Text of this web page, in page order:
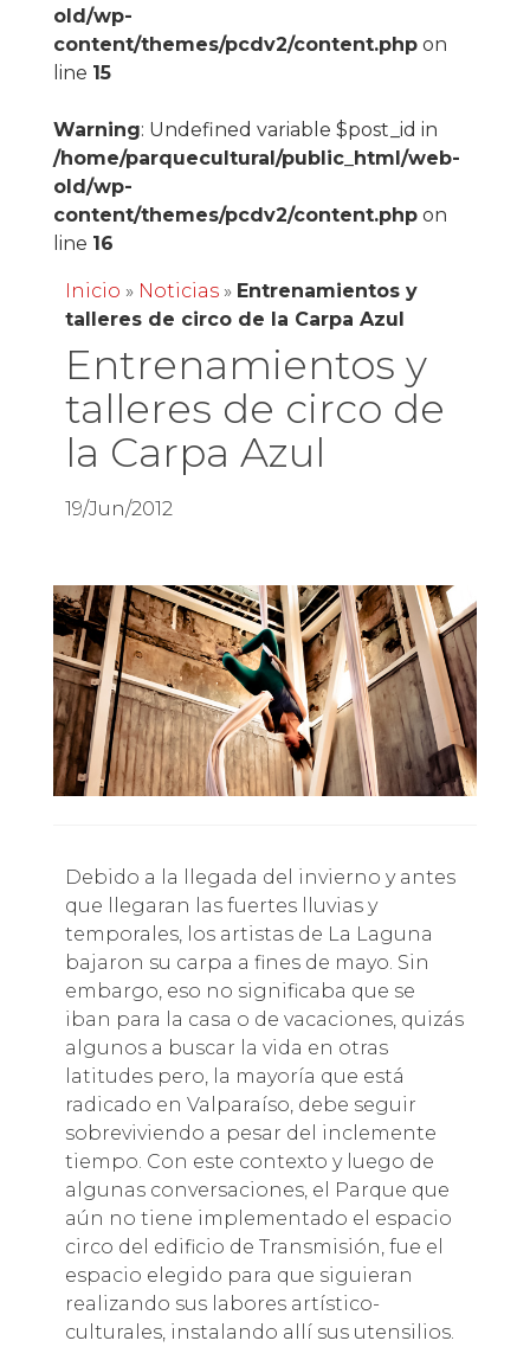
old/wp-
content/themes/pcdv2/content.phpon
line 15
Warning: Undefined variable $post_id in
/home/parquecultural/public_html/web-
old/wp-
content/themes/pcdv2/content.phpon
line 16
Inicio » Noticias» Entrenamientos y
talleres de circo de la Carpa Azul
Entrenamientos y
talleres de circo de
la Carpa Azul
19/Jun/2012
Debido a la llegada del invierno y antes
que llegaran las fuertes lluvias y
temporales, los artistas de La Laguna
bajaron su carpa a fines de mayo. Sin
embargo, eso no significaba que se
iban para la casa o de vacaciones, quizás
algunos a buscar la vida en otras
latitudes pero, la mayoría que está
radicado en Valparaíso, debe seguir
sobreviviendo a pesar del inclemente
tiempo. Con este contexto y luego de
algunas conversaciones, el Parque que
aún no tiene implementado el espacio
circo del edificio de Transmisión, fue el
espacio elegido para que siguieran
realizando sus labores artístico-
culturales, instalando allí sus utensilios.